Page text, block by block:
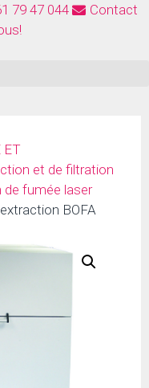
79 47 044
Contact
ET
et de filtration
de fumée laser
BOFA